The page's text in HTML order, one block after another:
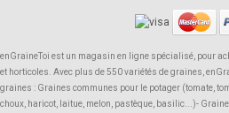
enGraineToi est un magasin en ligne spécialisé, pour
et horticoles. Avec plus de 550 variétés de graines,
graines : Graines communes pour le potager (tomate,
choux, haricot, laitue, melon, pastèque, basilic...)-